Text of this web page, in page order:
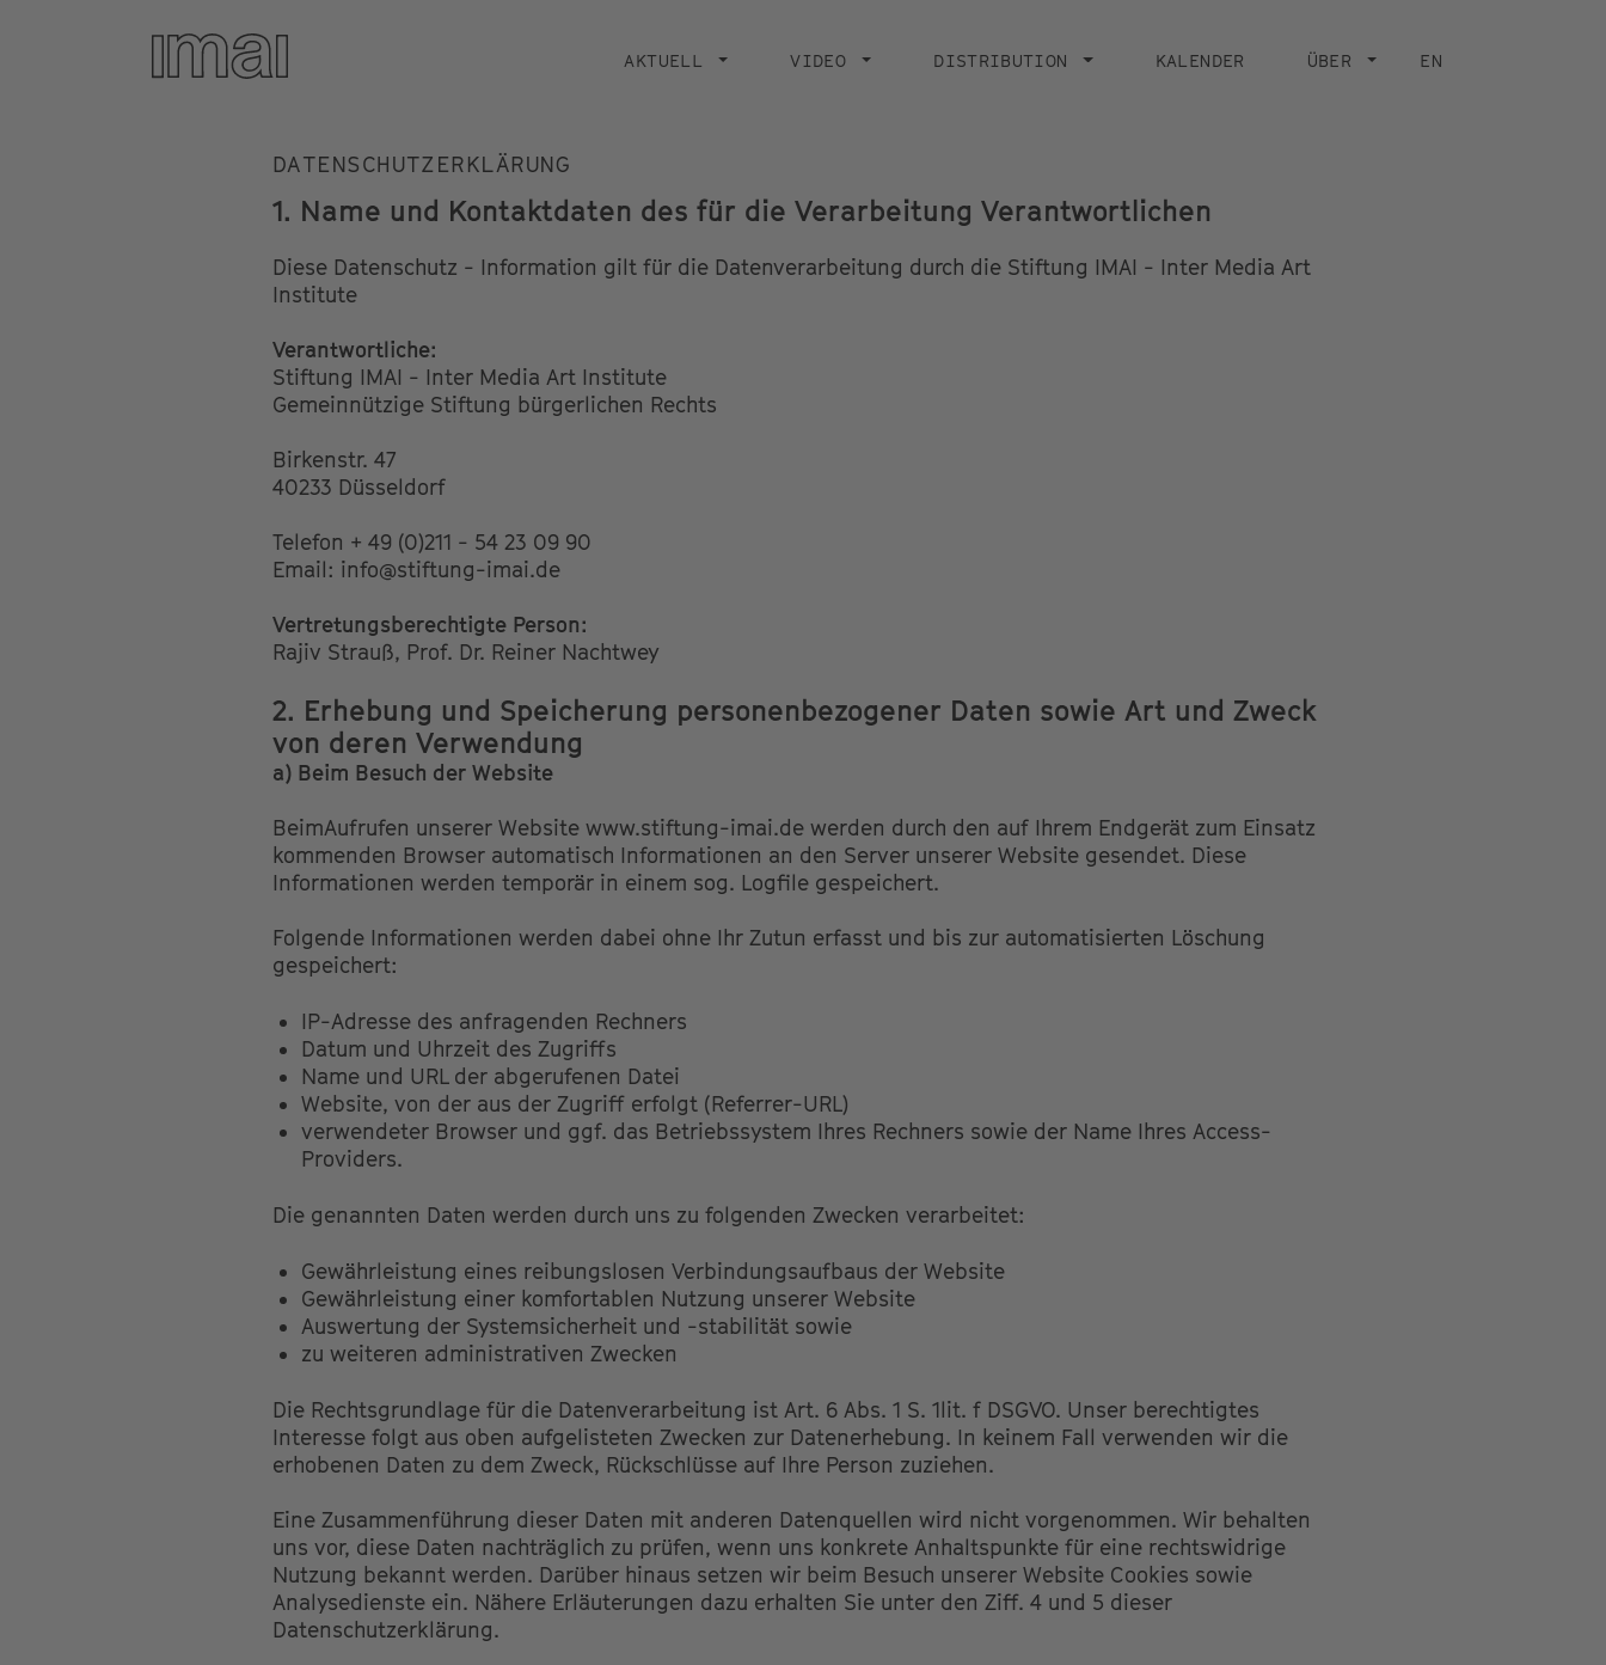
navigation
AKTUELL VIDEO DISTRIBUTION KALENDER ÜBER EN
DATENSCHUTZERKLÄRUNG
1. Name und Kontaktdaten des für die Verarbeitung Verantwortlichen
Diese Datenschutz - Information gilt für die Datenverarbeitung durch die Stiftung IMAI - Inter Media Art
Institute
Verantwortliche:
Stiftung IMAI - Inter Media Art Institute
Gemeinnützige Stiftung bürgerlichen Rechts
Birkenstr. 47
40233 Düsseldorf
Telefon + 49 (0)211 - 54 23 09 90
Email: info@stiftung-imai.de
Vertretungsberechtigte Person:
Rajiv Strauß, Prof. Dr. Reiner Nachtwey
2. Erhebung und Speicherung personenbezogener Daten sowie Art und Zweck
von deren Verwendung
a) Beim Besuch der Website
BeimAufrufen unserer Website www.stiftung-imai.de werden durch den auf Ihrem Endgerät zum Einsatz
kommenden Browser automatisch Informationen an den Server unserer Website gesendet. Diese
Informationen werden temporär in einem sog. Logfile gespeichert.
Folgende Informationen werden dabei ohne Ihr Zutun erfasst und bis zur automatisierten Löschung
gespeichert:
IP-Adresse des anfragenden Rechners
Datum und Uhrzeit des Zugriffs
Name und URL der abgerufenen Datei
Website, von der aus der Zugriff erfolgt (Referrer-URL)
verwendeter Browser und ggf. das Betriebssystem Ihres Rechners sowie der Name Ihres Access-
Providers.
Die genannten Daten werden durch uns zu folgenden Zwecken verarbeitet:
Gewährleistung eines reibungslosen Verbindungsaufbaus der Website
Gewährleistung einer komfortablen Nutzung unserer Website
Auswertung der Systemsicherheit und -stabilität sowie
zu weiteren administrativen Zwecken
Die Rechtsgrundlage für die Datenverarbeitung ist Art. 6 Abs. 1 S. 1lit. f DSGVO. Unser berechtigtes
Interesse folgt aus oben aufgelisteten Zwecken zur Datenerhebung. In keinem Fall verwenden wir die
erhobenen Daten zu dem Zweck, Rückschlüsse auf Ihre Person zuziehen.
Eine Zusammenführung dieser Daten mit anderen Datenquellen wird nicht vorgenommen. Wir behalten
uns vor, diese Daten nachträglich zu prüfen, wenn uns konkrete Anhaltspunkte für eine rechtswidrige
Nutzung bekannt werden. Darüber hinaus setzen wir beim Besuch unserer Website Cookies sowie
Analysedienste ein. Nähere Erläuterungen dazu erhalten Sie unter den Ziff. 4 und 5 dieser
Datenschutzerklärung.